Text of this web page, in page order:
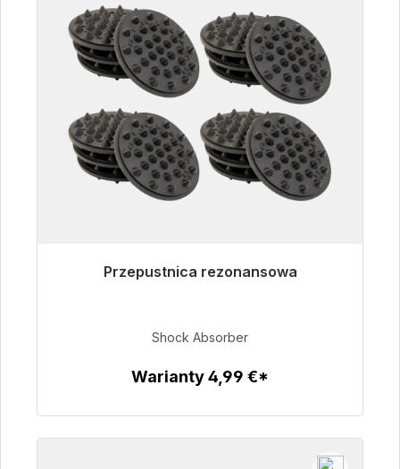
Przepustnica rezonansowa
Gotowy do natychmiastowej wysyłki, czas
54,99 €
Shock Absorber
Warianty 4,99 €*